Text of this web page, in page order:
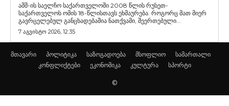
აშშ-ის საელჩო საქართველოში 2008 წლის რუსეთ-
საქართველოს ომის 18-წლისთავს ეხმაურება. როგორც მათ მიერ
გავრცელებულ განცხადებაშია ნათქვამი, შეერთებული...
7 აგვისტო 2026, 12:35
მთავარი პოლიტიკა საზოგადოება მსოფლიო
სამართალი
კონფლიქტები
ეკონომიკა კულტურა სპორტი
©